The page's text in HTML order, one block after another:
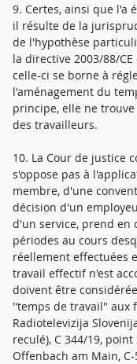
9. Certes, ainsi que l'a
il résulte de la
de l'hypothèse
la directive 2003/88/
celle-ci se borne à
l'aménagement du
principe, elle ne
des travailleurs.
10. La Cour de justice
s'oppose pas à
membre, d'une
décision d'un
d'un service, prend en
périodes au cours
réellement effectuées
travail effectif n'est
doivent être
''temps de travail'' aux
Radiotelevizija
reculé), C 344/19, point
Offenbach am Main, C-